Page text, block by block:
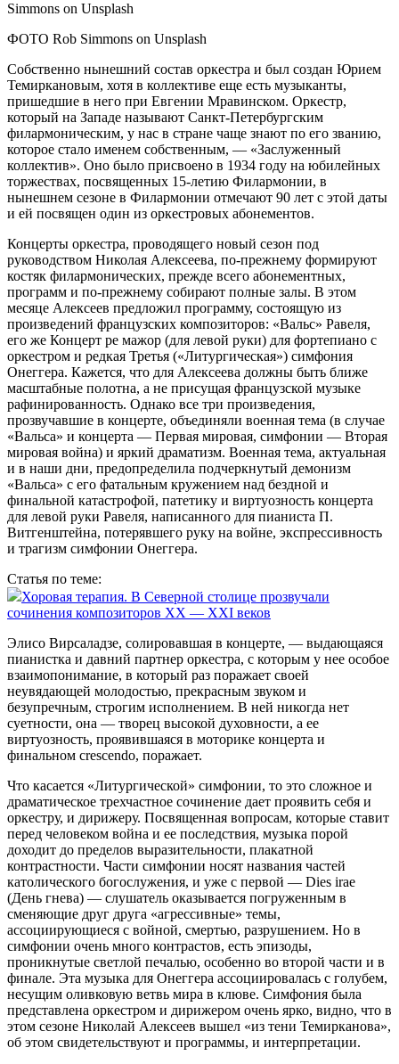
ФОТО Rob Simmons on Unsplash
Собственно нынешний состав оркестра и был создан Юрием
Темиркановым, хотя в коллективе еще есть музыканты,
пришедшие в него при Евгении Мравинском. Оркестр,
который на Западе называют Санкт-Петербургским
филармоническим, у нас в стране чаще знают по его званию,
которое стало именем собственным, — «Заслуженный
коллектив». Оно было присвоено в 1934 году на юбилейных
торжествах, посвященных 15‑летию Филармонии, в
нынешнем сезоне в Филармонии отмечают 90 лет с этой даты
и ей посвящен один из оркестровых абонементов.
Концерты оркестра, проводящего новый сезон под
руководством Николая Алексеева, по‑прежнему формируют
костяк филармонических, прежде всего абонементных,
программ и по‑прежнему собирают полные залы. В этом
месяце Алексеев предложил ­программу, состоящую из
произведений французских композиторов: «Вальс» Равеля,
его же Концерт ре мажор (для левой руки) для фортепиано с
оркестром и редкая Третья («Литургическая») симфония
Онеггера. Кажется, что для Алексеева должны быть ближе
масштабные полотна, а не присущая французской музыке
рафинированность. Однако все три произведения,
прозвучавшие в концерте, объединяли военная тема (в случае
«Вальса» и концерта — Первая мировая, симфонии — Вторая
мировая вой­на) и яркий драматизм. Военная тема, актуальная
и в наши дни, предопределила подчеркнутый демонизм
«Вальса» с его фатальным кружением над бездной и
финальной катастрофой, патетику и виртуозность концерта
для левой руки Равеля, написанного для пианиста П.
Витгенштейна, потерявшего руку на войне, экспрессивность
и трагизм симфонии Онеггера.
Статья по теме:
Хоровая терапия. В Северной столице прозвучали
сочинения композиторов ХХ — XXI веков
Элисо Вирсаладзе, солировавшая в концерте, — выдающаяся
пианистка и давний партнер оркестра, с которым у нее особое
взаимопонимание, в который раз поражает своей
неувядающей молодостью, прекрасным звуком и
безупречным, строгим исполнением. В ней никогда нет
суетности, она — творец высокой духовности, а ее
виртуозность, проявившаяся в моторике концерта и
финальном crescendo, поражает.
Что касается «Литургической» симфонии, то это сложное и
драматическое трехчастное сочинение дает проявить себя и
оркестру, и дирижеру. Посвященная вопросам, которые ставит
перед человеком война и ее последствия, музыка порой
доходит до пределов выразительности, плакатной
контрастности. Части симфонии носят названия частей
католического богослужения, и уже с первой — Dies irae
(День гнева) — слушатель оказывается погруженным в
сменяющие друг друга «агрессивные» темы,
ассоциирующиеся с войной, смертью, разрушением. Но в
симфонии очень много контрастов, есть эпизоды,
проникнутые светлой печалью, особенно во второй части и в
финале. Эта музыка для Онеггера ассоциировалась с голубем,
несущим оливковую ветвь мира в клюве. Симфония была
представлена оркестром и дирижером очень ярко, видно, что в
этом сезоне Николай Алексеев вышел «из тени Темирканова»,
об этом свидетельствуют и прог­раммы, и интерпретации.